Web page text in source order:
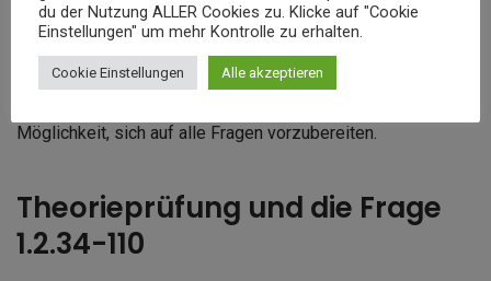
Theorieunterricht und bei den Fahrstunden behandelt.
Auch digitale Lernsysteme oder die werbefreie
Möglichkeit, sich auf alle Fragen vorzubereiten.
Theorieprüfung und die Frage
1.2.34-110
du der Nutzung ALLER Cookies zu. Klicke auf "Cookie
Einstellungen" um mehr Kontrolle zu erhalten.
Cookie Einstellungen Alle akzeptieren